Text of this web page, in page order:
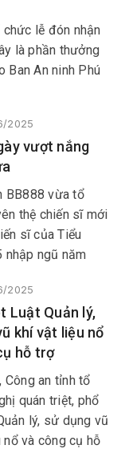
quyền địa
lễ đón nhận
là phần thưởng
Ban An ninh Phú
2025
vượt nắng
BB888 vừa tổ
thệ chiến sĩ mới
sĩ của Tiểu
nhập ngũ năm
2025
Luật Quản lý,
khí vật liệu nổ
hỗ trợ
Công an tỉnh tổ
quán triệt, phổ
lý, sử dụng vũ
và công cụ hỗ